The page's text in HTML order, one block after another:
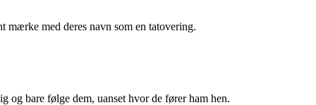
mærke med deres navn som en tatovering.
og bare følge dem, uanset hvor de fører ham hen.